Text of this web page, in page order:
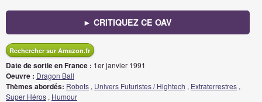
► CRITIQUEZ CE OAV
Rechercher sur Amazon.fr
Date de sortie en France : 1er janvier 1991
Oeuvre : Dragon Ball
Thèmes abordés: Robots , Univers Futuristes / Hightech , Extraterrestres ,
Super Héros , Humour